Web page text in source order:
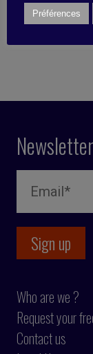
12
Who are we ?
Request your
Contact us
Préférences